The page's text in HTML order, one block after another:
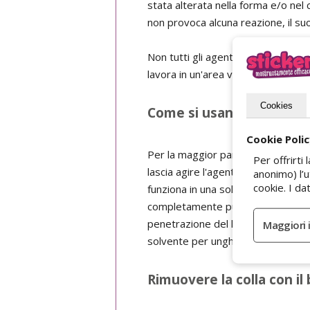
stata alterata nella forma e/o nel
non provoca alcuna reazione, il
Non tutti gli agenti sono adatti a
lavora in un'area ventilata nel
Come si usano questi
Per la maggior parte di questi
lascia agire l'agente per qualche
funziona in una sola volta, puoi
completamente pulito. Usa le
penetrazione del liquido che hai
solvente per unghie. Infine, puoi
Rimuovere la colla con
Cookies
Cookie
Per offrirti
anonimo)
cookie. I